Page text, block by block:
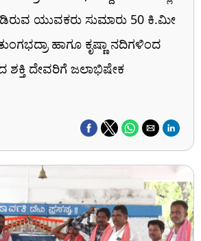
ಯುವಕರು ಸುಮಾರು 50 ಕಿ.ಮೀ
ಹಾಗೂ ಕೃಷ್ಣಾ ನದಿಗಳಿಂದ
ಶಕ್ತಿ ದೇವರಿಗೆ ಜಲಾಭಿಷೇಕ